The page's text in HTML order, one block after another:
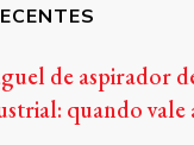
de aspirador
quando vale